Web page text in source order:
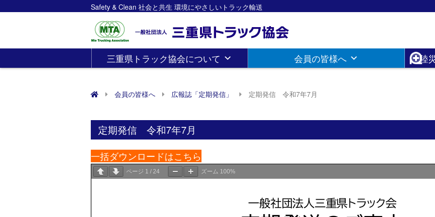
Safety & Clean 社会と共生 環境にやさしいトラック輸送
三重県トラック協会について 会員の皆様へ 陸
会員の皆様へ 広報誌「定期発信」 定期発信 令和7年7月
定期発信 令和7年7月
一括ダウンロードはこちら
ページ 1 / 24 ズーム 100%